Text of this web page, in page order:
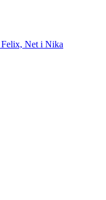
Net i Nika